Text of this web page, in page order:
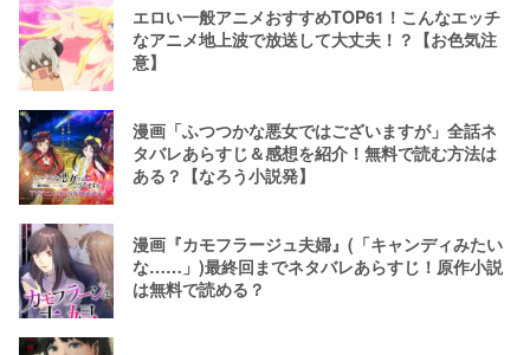
エロい一般アニメおすすめTOP61！こんなエッチ
なアニメ地上波で放送して大丈夫！？【お色気注
意】
漫画「ふつつかな悪女ではございますが」全話ネ
タバレあらすじ＆感想を紹介！無料で読む方法は
ある？【なろう小説発】
漫画『カモフラージュ夫婦』(「キャンディみたい
な……」)最終回までネタバレあらすじ！原作小説
は無料で読める？